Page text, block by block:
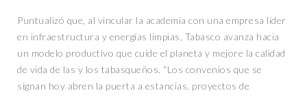
Puntualizó que, al vincular la academia con una empresa líder
en infraestructura y energías limpias, Tabasco avanza hacia
un modelo productivo que cuide el planeta y mejore la calidad
de vida de las y los tabasqueños. “Los convenios que se
signan hoy abren la puerta a estancias, proyectos de